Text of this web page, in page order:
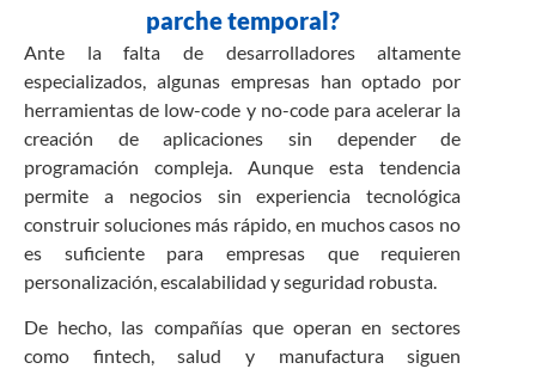
parche temporal?
Ante la falta de desarrolladores altamente
especializados, algunas empresas han optado por
herramientas de low-code y no-code para acelerar la
creación de aplicaciones sin depender de
programación compleja. Aunque esta tendencia
permite a negocios sin experiencia tecnológica
construir soluciones más rápido, en muchos casos no
es suficiente para empresas que requieren
personalización, escalabilidad y seguridad robusta.
De hecho, las compañías que operan en sectores
como fintech, salud y manufactura siguen